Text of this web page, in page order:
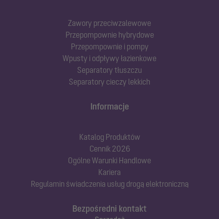
Zawory przeciwzalewowe
Przepompownie hybrydowe
Przepompownie i pompy
Wpusty i odpływy łazienkowe
Separatory tłuszczu
Separatory cieczy lekkich
Bezpośredni kontakt
Informacje
Katalog Produktów
Cennik 2026
Ogólne Warunki Handlowe
Kariera
Regulamin świadczenia usług drogą elektroniczną